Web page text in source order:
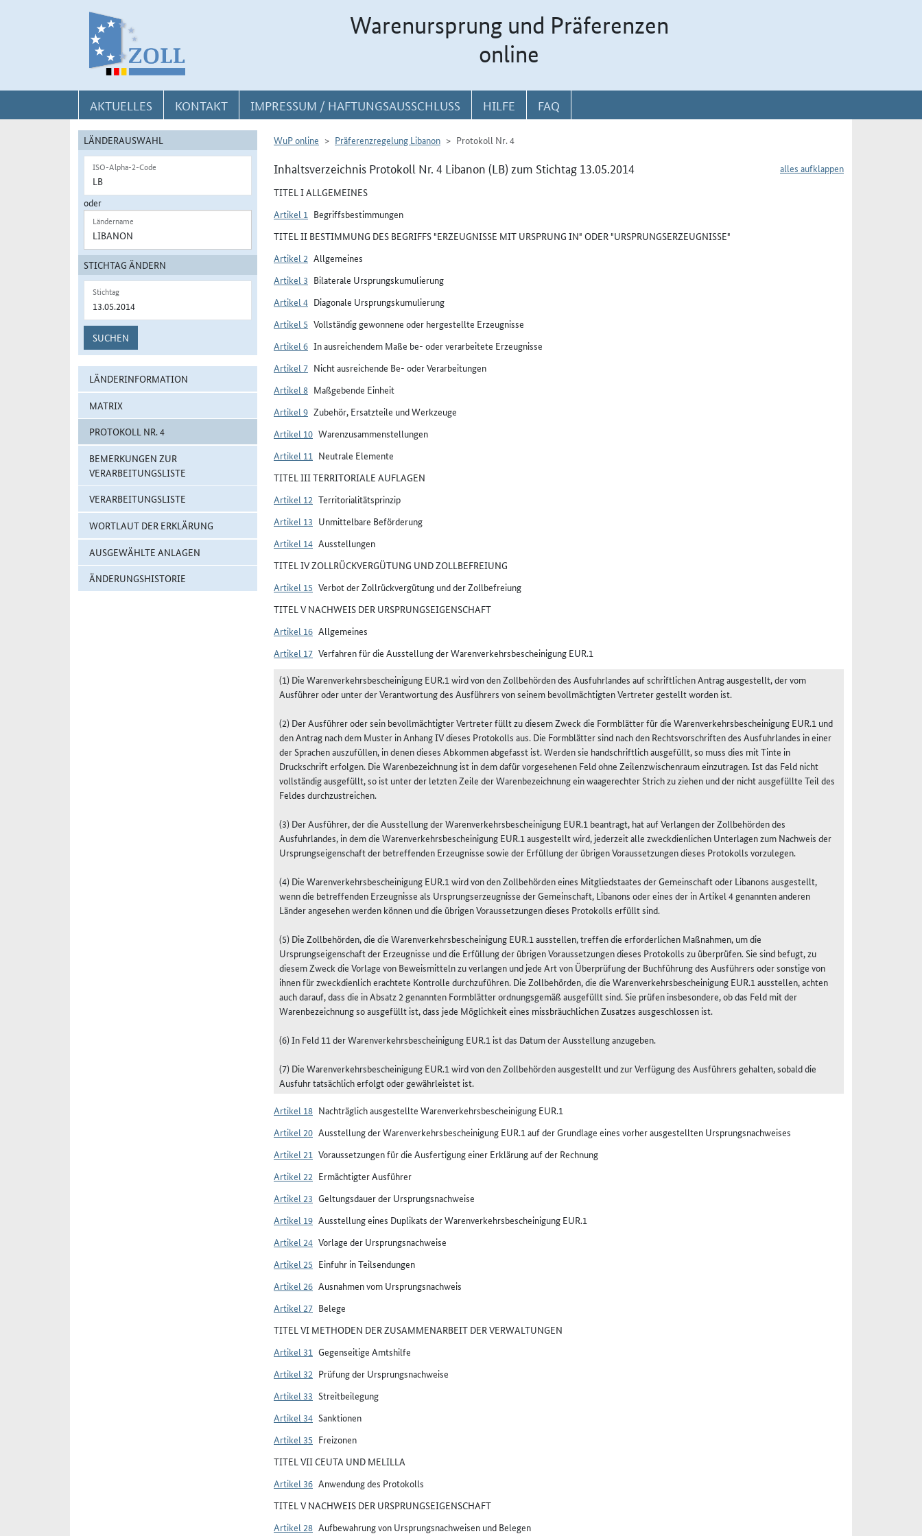
Warenursprung und Präferenzen
online
AKTUELLES KONTAKT IMPRESSUM / HAFTUNGSAUSSCHLUSS HILFE FAQ
LÄNDERAUSWAHL
ISO-Alpha-2-Code
oder
Ländername
STICHTAG ÄNDERN
Stichtag
SUCHEN
LÄNDERINFORMATION
MATRIX
PROTOKOLL NR. 4
BEMERKUNGEN ZUR
VERARBEITUNGSLISTE
VERARBEITUNGSLISTE
WORTLAUT DER ERKLÄRUNG
AUSGEWÄHLTE ANLAGEN
ÄNDERUNGSHISTORIE
WuP online Präferenzregelung Libanon Protokoll Nr. 4
alles aufklappen
Inhaltsverzeichnis Protokoll Nr. 4 Libanon (LB) zum Stichtag 13.05.2014
TITEL I ALLGEMEINES
Artikel 1 Begriffsbestimmungen
TITEL II BESTIMMUNG DES BEGRIFFS "ERZEUGNISSE MIT URSPRUNG IN" ODER "URSPRUNGSERZEUGNISSE"
Artikel 2 Allgemeines
Artikel 3 Bilaterale Ursprungskumulierung
Artikel 4 Diagonale Ursprungskumulierung
Artikel 5 Vollständig gewonnene oder hergestellte Erzeugnisse
Artikel 6 In ausreichendem Maße be- oder verarbeitete Erzeugnisse
Artikel 7 Nicht ausreichende Be- oder Verarbeitungen
Artikel 8 Maßgebende Einheit
Artikel 9 Zubehör, Ersatzteile und Werkzeuge
Artikel 10 Warenzusammenstellungen
Artikel 11 Neutrale Elemente
TITEL III TERRITORIALE AUFLAGEN
Artikel 12 Territorialitätsprinzip
Artikel 13 Unmittelbare Beförderung
Artikel 14 Ausstellungen
TITEL IV ZOLLRÜCKVERGÜTUNG UND ZOLLBEFREIUNG
Artikel 15 Verbot der Zollrückvergütung und der Zollbefreiung
TITEL V NACHWEIS DER URSPRUNGSEIGENSCHAFT
Artikel 16 Allgemeines
Artikel 17 Verfahren für die Ausstellung der Warenverkehrsbescheinigung EUR.1
(1) Die Warenverkehrsbescheinigung EUR.1 wird von den Zollbehörden des Ausfuhrlandes auf schriftlichen Antrag ausgestellt, der vom
Ausführer oder unter der Verantwortung des Ausführers von seinem bevollmächtigten Vertreter gestellt worden ist.
(2) Der Ausführer oder sein bevollmächtigter Vertreter füllt zu diesem Zweck die Formblätter für die Warenverkehrsbescheinigung EUR.1 und
den Antrag nach dem Muster in Anhang IV dieses Protokolls aus. Die Formblätter sind nach den Rechtsvorschriften des Ausfuhrlandes in einer
der Sprachen auszufüllen, in denen dieses Abkommen abgefasst ist. Werden sie handschriftlich ausgefüllt, so muss dies mit Tinte in
Druckschrift erfolgen. Die Warenbezeichnung ist in dem dafür vorgesehenen Feld ohne Zeilenzwischenraum einzutragen. Ist das Feld nicht
vollständig ausgefüllt, so ist unter der letzten Zeile der Warenbezeichnung ein waagerechter Strich zu ziehen und der nicht ausgefüllte Teil des
Feldes durchzustreichen.
(3) Der Ausführer, der die Ausstellung der Warenverkehrsbescheinigung EUR.1 beantragt, hat auf Verlangen der Zollbehörden des
Ausfuhrlandes, in dem die Warenverkehrsbescheinigung EUR.1 ausgestellt wird, jederzeit alle zweckdienlichen Unterlagen zum Nachweis der
Ursprungseigenschaft der betreffenden Erzeugnisse sowie der Erfüllung der übrigen Voraussetzungen dieses Protokolls vorzulegen.
(4) Die Warenverkehrsbescheinigung EUR.1 wird von den Zollbehörden eines Mitgliedstaates der Gemeinschaft oder Libanons ausgestellt,
wenn die betreffenden Erzeugnisse als Ursprungserzeugnisse der Gemeinschaft, Libanons oder eines der in Artikel 4 genannten anderen
Länder angesehen werden können und die übrigen Voraussetzungen dieses Protokolls erfüllt sind.
(5) Die Zollbehörden, die die Warenverkehrsbescheinigung EUR.1 ausstellen, treffen die erforderlichen Maßnahmen, um die
Ursprungseigenschaft der Erzeugnisse und die Erfüllung der übrigen Voraussetzungen dieses Protokolls zu überprüfen. Sie sind befugt, zu
diesem Zweck die Vorlage von Beweismitteln zu verlangen und jede Art von Überprüfung der Buchführung des Ausführers oder sonstige von
ihnen für zweckdienlich erachtete Kontrolle durchzuführen. Die Zollbehörden, die die Warenverkehrsbescheinigung EUR.1 ausstellen, achten
auch darauf, dass die in Absatz 2 genannten Formblätter ordnungsgemäß ausgefüllt sind. Sie prüfen insbesondere, ob das Feld mit der
Warenbezeichnung so ausgefüllt ist, dass jede Möglichkeit eines missbräuchlichen Zusatzes ausgeschlossen ist.
(6) In Feld 11 der Warenverkehrsbescheinigung EUR.1 ist das Datum der Ausstellung anzugeben.
(7) Die Warenverkehrsbescheinigung EUR.1 wird von den Zollbehörden ausgestellt und zur Verfügung des Ausführers gehalten, sobald die
Ausfuhr tatsächlich erfolgt oder gewährleistet ist.
Artikel 18 Nachträglich ausgestellte Warenverkehrsbescheinigung EUR.1
Artikel 20 Ausstellung der Warenverkehrsbescheinigung EUR.1 auf der Grundlage eines vorher ausgestellten Ursprungsnachweises
Artikel 21 Voraussetzungen für die Ausfertigung einer Erklärung auf der Rechnung
Artikel 22 Ermächtigter Ausführer
Artikel 23 Geltungsdauer der Ursprungsnachweise
Artikel 19 Ausstellung eines Duplikats der Warenverkehrsbescheinigung EUR.1
Artikel 24 Vorlage der Ursprungsnachweise
Artikel 25 Einfuhr in Teilsendungen
Artikel 26 Ausnahmen vom Ursprungsnachweis
Artikel 27 Belege
TITEL VI METHODEN DER ZUSAMMENARBEIT DER VERWALTUNGEN
Artikel 31 Gegenseitige Amtshilfe
Artikel 32 Prüfung der Ursprungsnachweise
Artikel 33 Streitbeilegung
Artikel 34 Sanktionen
Artikel 35 Freizonen
TITEL VII CEUTA UND MELILLA
Artikel 36 Anwendung des Protokolls
TITEL V NACHWEIS DER URSPRUNGSEIGENSCHAFT
Artikel 28 Aufbewahrung von Ursprungsnachweisen und Belegen